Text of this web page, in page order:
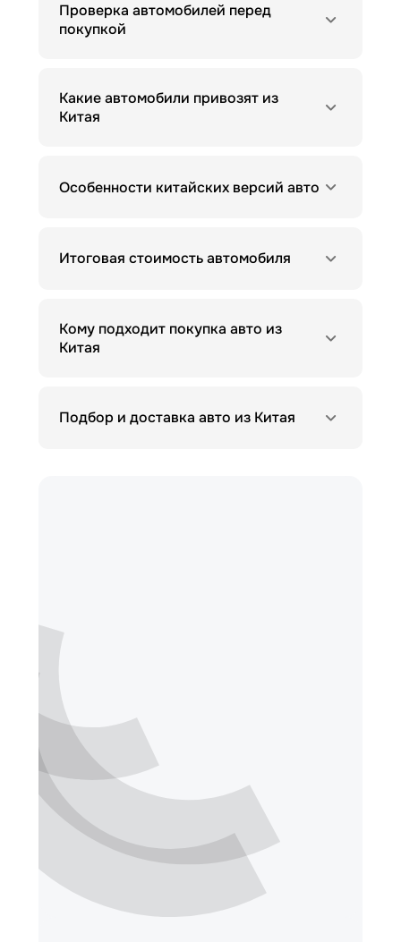
Проверка автомобилей перед
покупкой
Какие автомобили привозят из
Китая
Особенности китайских версий авто
Итоговая стоимость автомобиля
Кому подходит покупка авто из
Китая
Подбор и доставка авто из Китая